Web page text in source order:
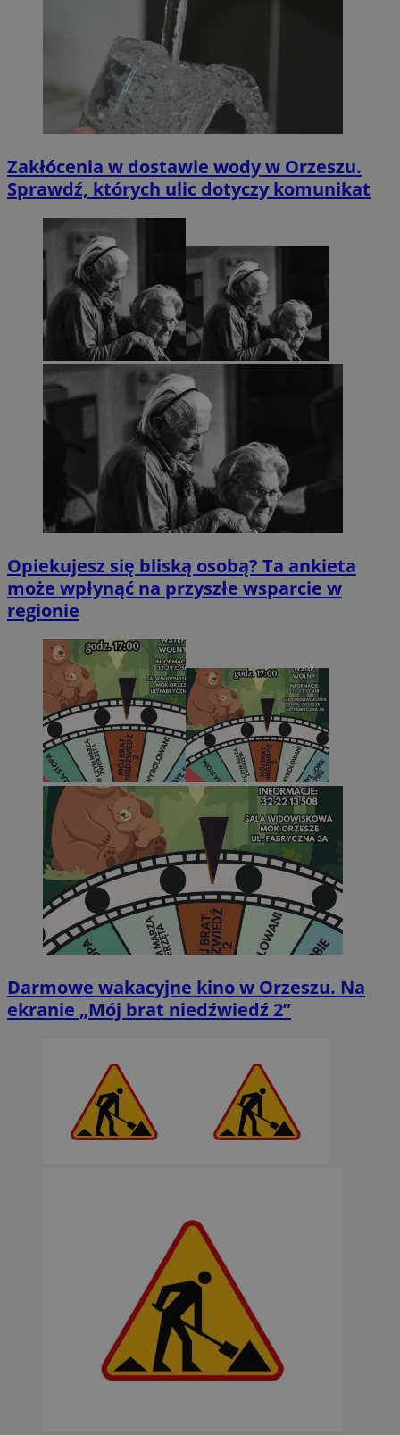
Zakłócenia w dostawie wody w Orzeszu.
Sprawdź, których ulic dotyczy komunikat
Opiekujesz się bliską osobą? Ta ankieta
może wpłynąć na przyszłe wsparcie w
regionie
Darmowe wakacyjne kino w Orzeszu. Na
ekranie „Mój brat niedźwiedź 2”